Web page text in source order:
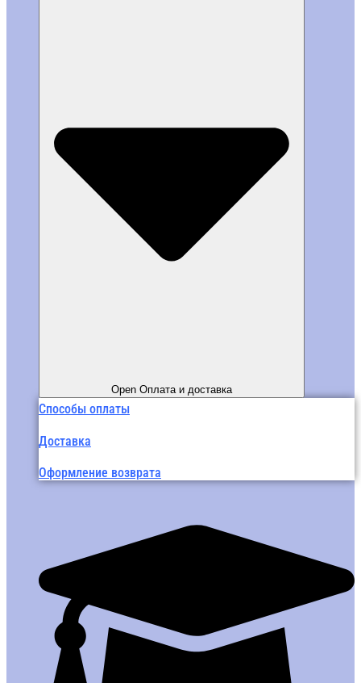
Open Оплата и доставка
Способы оплаты
Доставка
Оформление возврата